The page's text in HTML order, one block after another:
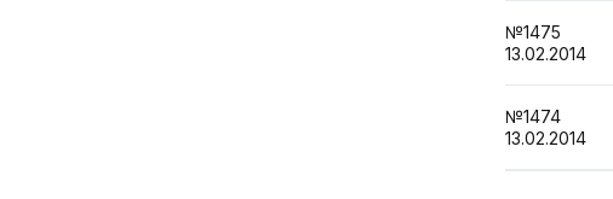
№1475
13.02.2014
№1474
13.02.2014